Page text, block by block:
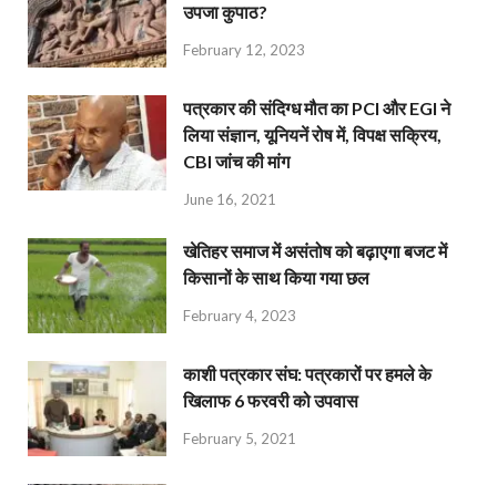
उपजा कुपाठ?
February 12, 2023
पत्रकार की संदिग्ध मौत का PCI और EGI ने
लिया संज्ञान, यूनियनें रोष में, विपक्ष सक्रिय,
CBI जांच की मांग
June 16, 2021
खेतिहर समाज में असंतोष को बढ़ाएगा बजट में
किसानों के साथ किया गया छल
February 4, 2023
काशी पत्रकार संघ: पत्रकारों पर हमले के
खिलाफ 6 फरवरी को उपवास
February 5, 2021